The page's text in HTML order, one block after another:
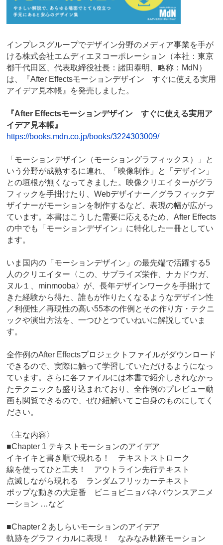
インプレスグループでデザイン分野のメディア事業を手が
ける株式会社エムディエヌコーポレーション（本社：東京
都千代田区、代表取締役社長：諸田泰明、略称：MdN）
は、『After Effectsモーションデザイン すぐに使える実用
アイデア見本帳』を発売しました。
『After Effectsモーションデザイン すぐに使える実用ア
イデア見本帳』
https://books.mdn.co.jp/books/3224303009/
「モーションデザイン（モーショングラフィックス）」と
いう分野が成熟するに連れ、「映像制作」と「デザイン」
との垣根が無くなってきました。映像クリエイターがグラ
フィックを手掛けたり、Webデザイナー／グラフィックデ
ザイナーがモーションを制作するなど、表現の幅が広がっ
ています。本書はこうした需要に応えるため、After Effects
の中でも「モーションデザイン」に特化した一冊としてい
ます。
いま国内の「モーションデザイン」の最先端で活躍する5
人のクリエイター〈この、サプライズ栄作、ナカドウガ、
ヌル１、minmooba〉が、長年デザインワークを手掛けて
きた経験から得た、誰もが作りたくなるようなデザイン性
／利便性／再現性の高い55本の作例とその作り方・テクニ
ックや演出方法を、一つひとつていねいに解説していま
す。
全作例のAfter Effectsプロジェクトファイルがダウンロード
できるので、実際に触って学習していただけるようになっ
ています。さらに各ファイルには本書で紹介しきれなかっ
たテクニックも盛り込まれており、全作例のプレビュー動
画も閲覧できるので、ぜひ紐解いてご自身のものにしてく
ださい。
〈主な内容〉
■Chapter 1 テキストモーションのアイデア
イキイキと書き順で現れる！ テキストストローク
線を使ってひと工夫！ アウトライン先行テキスト
点滅しながら現れる ランダムフリッカーテキスト
ポップな動きの大定番 ビニョビニョバネバウンスアニメ
ーション …など
■Chapter 2 あしらいモーションのアイデア
軌跡をグラフィカルに表現！ なみなみ軌跡モーション